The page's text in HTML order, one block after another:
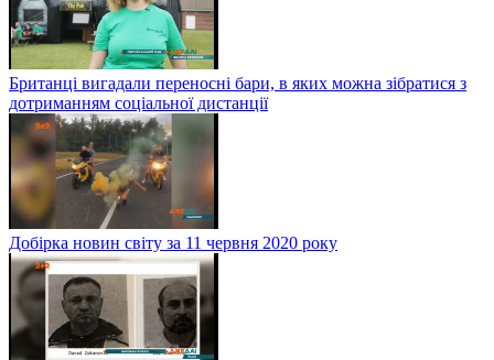
Британці вигадали переносні бари, в яких можна зібратися з
дотриманням соціальної дистанції
Добірка новин світу за 11 червня 2020 року